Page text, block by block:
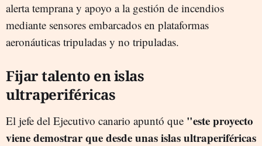
alerta temprana y apoyo a la gestión de incendios
mediante sensores embarcados en plataformas
aeronáuticas tripuladas y no tripuladas.
Fijar talento en islas
ultraperiféricas
El jefe del Ejecutivo canario apuntó que "este proyecto
viene demostrar que desde unas islas ultraperiféricas